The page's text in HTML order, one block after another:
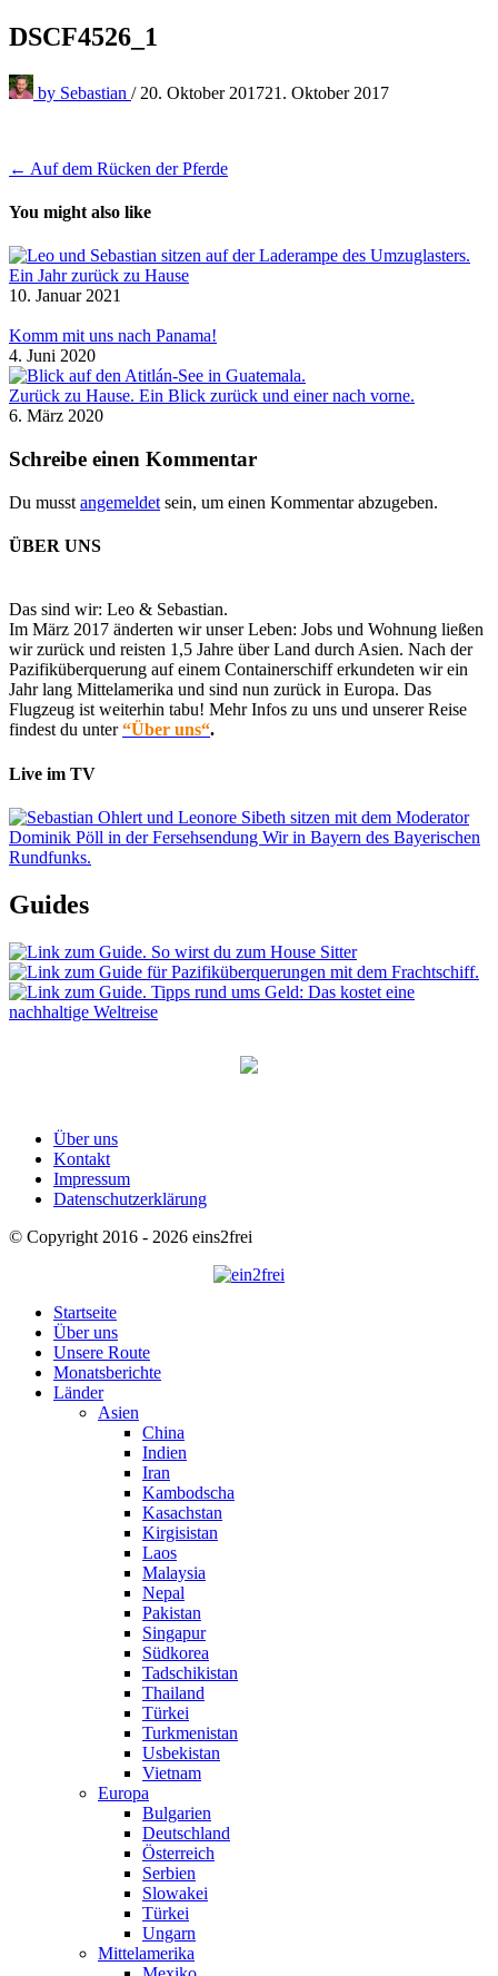
DSCF4526_1
by Sebastian / 20. Oktober 201721. Oktober 2017
Beitragsnavigation
← Auf dem Rücken der Pferde
You might also like
Ein Jahr zurück zu Hause
10. Januar 2021
Komm mit uns nach Panama!
4. Juni 2020
Zurück zu Hause. Ein Blick zurück und einer nach vorne.
6. März 2020
Schreibe einen Kommentar
Du musst angemeldet sein, um einen Kommentar abzugeben.
ÜBER UNS
Das sind wir: Leo & Sebastian.
Im März 2017 änderten wir unser Leben: Jobs und Wohnung ließen
wir zurück und reisten 1,5 Jahre über Land durch Asien. Nach der
Pazifiküberquerung auf einem Containerschiff erkundeten wir ein
Jahr lang Mittelamerika und sind nun zurück in Europa. Das
Flugzeug ist weiterhin tabu! Mehr Infos zu uns und unserer Reise
findest du unter“Über uns“.
Live im TV
Guides
Über uns
Kontakt
Impressum
Datenschutzerklärung
© Copyright 2016 - 2026 eins2frei
Startseite
Über uns
Unsere Route
Monatsberichte
Länder
Asien
China
Indien
Iran
Kambodscha
Kasachstan
Kirgisistan
Laos
Malaysia
Nepal
Pakistan
Singapur
Südkorea
Tadschikistan
Thailand
Türkei
Turkmenistan
Usbekistan
Vietnam
Europa
Bulgarien
Deutschland
Österreich
Serbien
Slowakei
Türkei
Ungarn
Mittelamerika